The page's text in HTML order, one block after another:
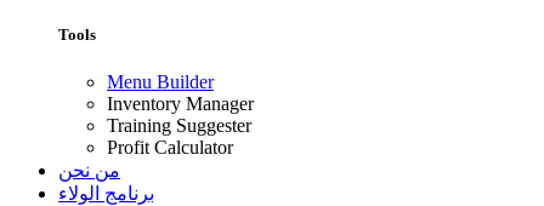
Tools
Menu Builder
Inventory Manager
Training Suggester
Profit Calculator
من نحن
برنامج الولاء